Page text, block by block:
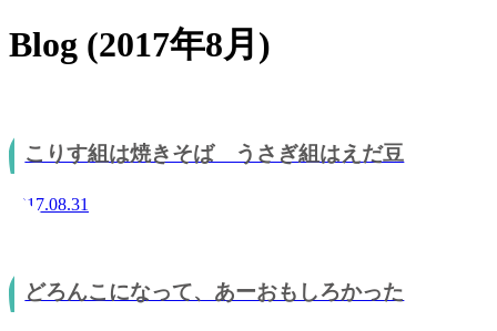
Blog (2017年8月)
こりす組は焼きそば うさぎ組はえだ豆
2017.08.31
どろんこになって、あーおもしろかった